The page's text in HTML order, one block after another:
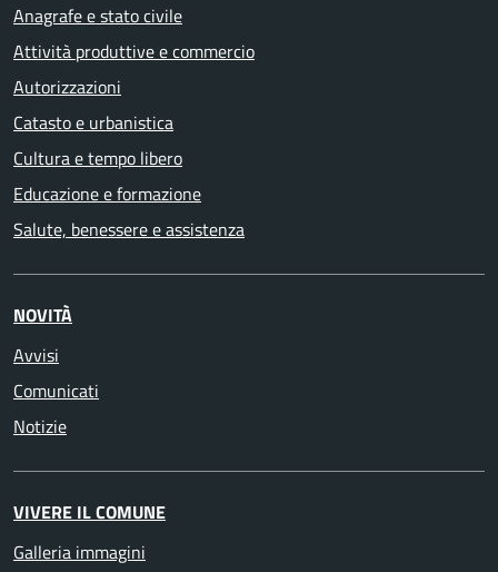
Anagrafe e stato civile
Attività produttive e commercio
Autorizzazioni
Catasto e urbanistica
Cultura e tempo libero
Educazione e formazione
Salute, benessere e assistenza
NOVITÀ
Avvisi
Comunicati
Notizie
VIVERE IL COMUNE
Galleria immagini